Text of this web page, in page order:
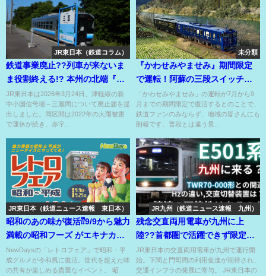
JR東日本（鉄道コラム）
鉄道事業廃止??列車が来ないま
ま役割終える!? 本州の北端『最
果ての終着駅』??
JR東日本は2026年3月24日、津軽線の新
中小国信号場～三厩間について廃止届を提
出しました。同区間は2022年の大雨被害
で運休が続き、赤字...
未分類
『かわせみやませみ』期間限定
で運転！阿蘇の三段スイッチバ
ックに挑む?!
「かわせみやませみ」の運転が7月から9
月までの期間限定で復活するとのことで、
鉄道ファンのみならず、地域の皆さんにも
朗報です。普段とは違う景...
JR東日本（鉄道ニュース速報 東日本）
昭和のあの味が復活⁇9/9から魅力
満載の昭和フーズ がエキナカコ
ンビニにやってくる?!
NewDaysの「レトロフェア」で昭和・平
成グルメが令和風に復活。世代を超えた味
の共有が楽しめる貴重なイベント。 昭
JR九州（鉄道ニュース速報 九州）
残念交直両用電車が九州に上
陸??首都圏で活躍できず限定活
躍地を九州へ拡大か??
JR東日本の交直両用電車が九州で運行開
始。下関と門司間の利用促進が期待され、
交通インフラの発展に寄与。 JR東日本の